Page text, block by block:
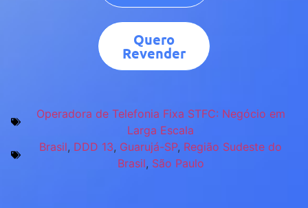
Quero
Revender
Operadora de Telefonia Fixa STFC: Negócio em
Larga Escala
Brasil, DDD 13, Guarujá-SP, Região Sudeste do
Brasil, São Paulo